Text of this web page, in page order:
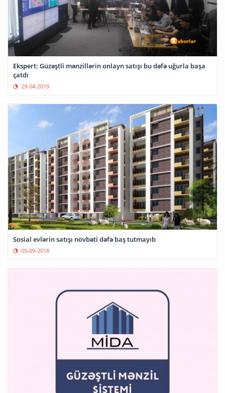
Ekspert: Güzəştli mənzillərin onlayn satışı bu dəfə uğurla başa
çatdı
29-04-2019
Sosial evlərin satışı növbəti dəfə baş tutmayıb
05-09-2018